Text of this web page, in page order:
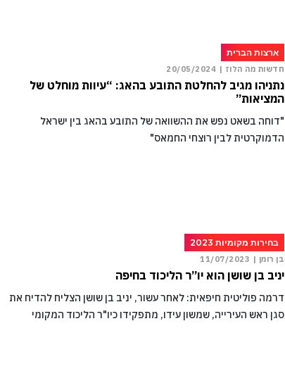
ארצות הברית
חדשות מה הלוז | 20/05/2024
נתניהו מגיב להחלטת התובע בהאג: “עיוות מוחלט של
המציאות”
"דוחה בשאט נפש את ההשוואה של התובע בהאג בין ישראל
הדמוקרטית לבין רוצחי החמאס"
בחירות מקומיות 2023
בן רומן | 11/07/2023
יניב בן שושן הוא יו”ר הליכוד בחיפה
דרמה פוליטית חיפאית: לאחר עשור, יניב בן שושן הצליח להדיח את
סגן ראש העירייה, שמשון עידו, מתפקידו כיו"ר הליכוד המקומי